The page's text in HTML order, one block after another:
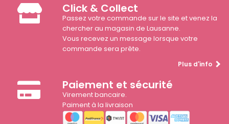
Click & Collect
Passez votre commande sur le site et venez la
chercher au magasin de Lausanne.
Vous recevez un message lorsque votre
commande sera prête.
Plus d'info
Paiement et sécurité
Virement bancaire.
Paiment à la livraison